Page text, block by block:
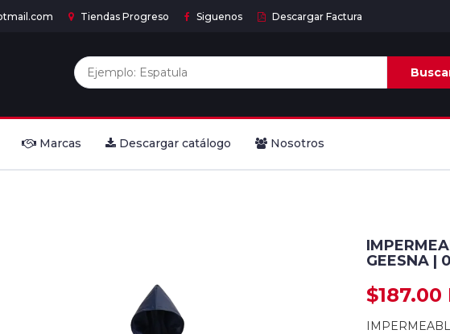
Tiendas Progreso Siguenos Descargar Factura
Marcas Descargar catálogo Nosotros
GEESNA |
$187.00